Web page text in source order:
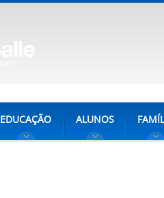
EDUCAÇÃO ALUNOS